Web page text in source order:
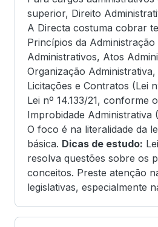
superior, Direito
A Directa costuma cobrar
Princípios da
Administrativos, Atos
Organização
Licitações e Contratos (Lei
Lei nº 14.133/21, conforme
Improbidade Administrativa
O foco é na literalidade da
básica. Dicas de estudo:
resolva questões sobre os
conceitos. Preste atenção
legislativas, especialmente